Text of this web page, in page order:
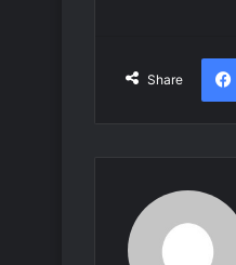
Share